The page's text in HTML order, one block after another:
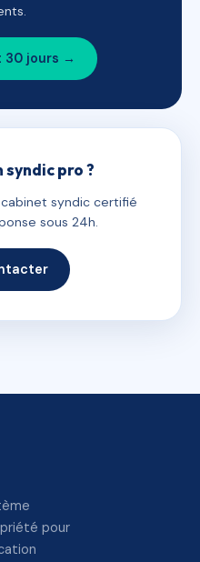
30 jours →
syndic pro ?
syndic certifié
sous 24h.
pour